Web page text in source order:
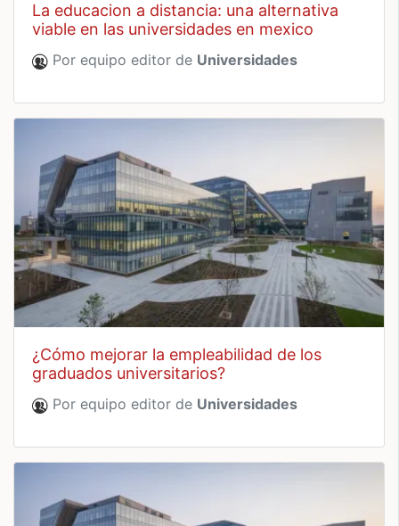
la educacion a distancia: una alternativa
viable en las universidades en mexico
Por equipo editor de Universidades
¿cómo mejorar la empleabilidad de los
graduados universitarios?
Por equipo editor de Universidades